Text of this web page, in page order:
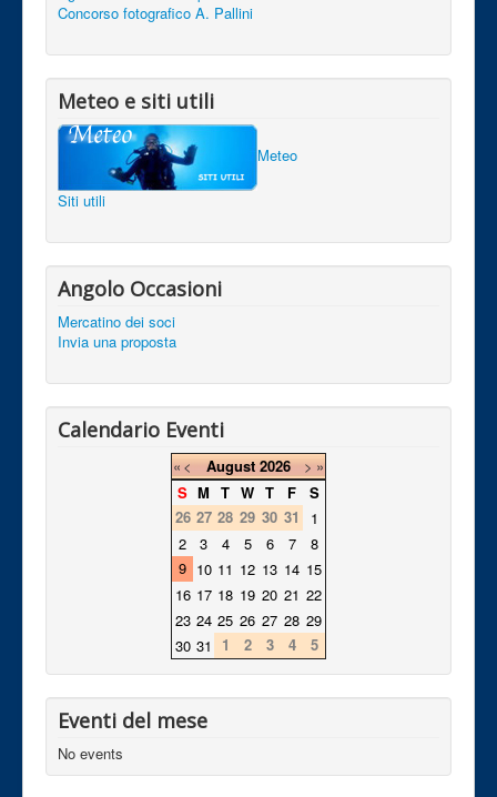
Concorso fotografico A. Pallini
Meteo e siti utili
Meteo
Siti utili
Angolo Occasioni
Mercatino dei soci
Invia una proposta
Calendario Eventi
«< August 2026 >»
S M T W T F
S
26 27 28 29 30 31
1
2
3 4 5 6 7
8
9 10 11 12 13 14 15
16 17 18 19 20 21 22
23 24 25 26 27 28 29
30 31 1 2 3 4 5
Eventi del mese
No events